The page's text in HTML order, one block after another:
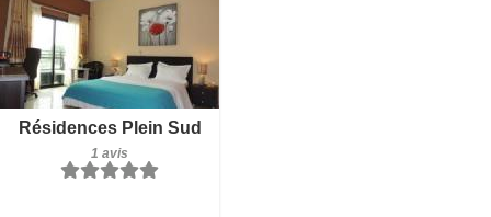
Résidences Plein Sud
1 avis
Petit-déjeuner inclus